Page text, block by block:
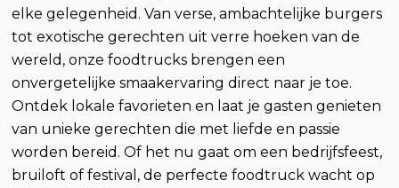
elke gelegenheid. Van verse, ambachtelijke burgers
tot exotische gerechten uit verre hoeken van de
wereld, onze foodtrucks brengen een
onvergetelijke smaakervaring direct naar je toe.
Ontdek lokale favorieten en laat je gasten genieten
van unieke gerechten die met liefde en passie
worden bereid. Of het nu gaat om een bedrijfsfeest,
bruiloft of festival, de perfecte foodtruck wacht op